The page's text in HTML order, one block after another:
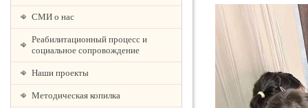
СМИ о нас
Реабилитационный процесс и
социальное сопровождение
Наши проекты
Методическая копилка